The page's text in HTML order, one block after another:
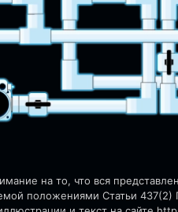
на то, что вся
положениями Статьи 437(2)